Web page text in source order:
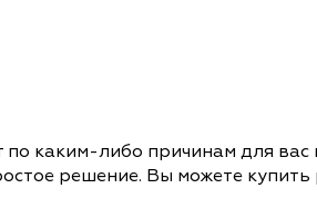
каким-либо причинам для
решение. Вы можете